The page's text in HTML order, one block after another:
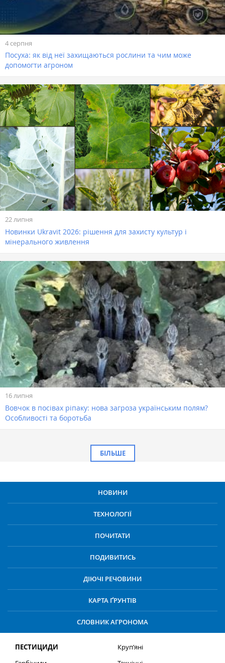
4 серпня
Посуха: як від неї захищаються рослини та чим може
допомогти агроном
22 липня
Новинки Ukravit 2026: рішення для захисту культур і
мінерального живлення
16 липня
Вовчок в посівах ріпаку: нова загроза українським полям?
Особливості та боротьба
БІЛЬШЕ
НОВИНИ
ТЕХНОЛОГІЇ
ПОЧИТАТИ
ПОДИВИТИСЬ
ДІЮЧІ РЕЧОВИНИ
КАРТА ҐРУНТІВ
СЛОВНИК АГРОНОМА
ПЕСТИЦИДИ
Круп’яні